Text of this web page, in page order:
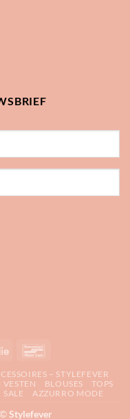
Mollie
– STYLEFEVER
BLOUSES
TOPS
SALE AZZURRO MODE
Stylefever